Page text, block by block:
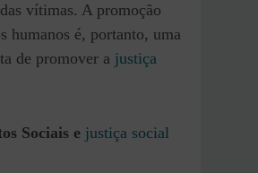
vítimas. A promoção
humanos é, portanto, uma
de promover a justiça
Sociais e justiça social